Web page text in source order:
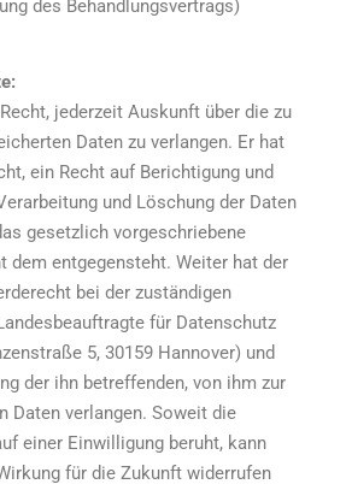
des Behandlungsvertrags)
jederzeit Auskunft über die zu
Daten zu verlangen. Er hat
ein Recht auf Berichtigung und
und Löschung der Daten
gesetzlich vorgeschriebene
dem entgegensteht. Weiter hat der
bei der zuständigen
für Datenschutz
5, 30159 Hannover) und
der ihn betreffenden, von ihm zur
Daten verlangen. Soweit die
einer Einwilligung beruht, kann
für die Zukunft widerrufen